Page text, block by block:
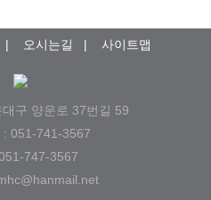
| 오시는길 | 사이트맵
구 양운로 37번길 59
: 051-741-3567
747-3567